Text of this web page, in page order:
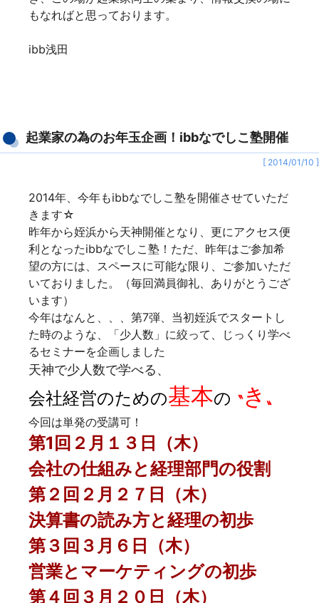
もなればと思っております。
ibb浅田
起業家の為のお年玉企画！ibbなでしこ塾開催
[ 2014/01/10 ]
2014年、今年もibbなでしこ塾を開催させていただ
きます☆
昨年から姪浜から天神開催となり、更にアクセス便
利となったibbなでしこ塾！ただ、昨年はご参加希
望の方には、スペースに可能な限り、ご参加いただ
いておりました。（毎回満員御礼、ありがとうござ
います）
今年はなんと、、、第7弾、当初姪浜でスタートし
た時のような、「少人数」に絞って、じっくり学べ
るセミナーを企画しました
天神で少人数で学べる、
会社経営のための基本の 〝き 〟
今回は単発の受講可！
第1回２月１３日（木）
会社の仕組みと経理部門の役割
第２回２月２７日（木）
決算書の読み方と経理の初歩
第３回３月６日（木）
営業とマーケティングの初歩
第４回３月２０日（木）